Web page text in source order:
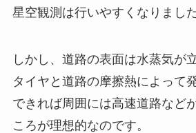
星空観測は行いやすくなりました
しかし、道路の表面は水蒸気が
タイヤと道路の摩擦熱によって
できれば周囲には高速道路など
ころが理想的なのです。